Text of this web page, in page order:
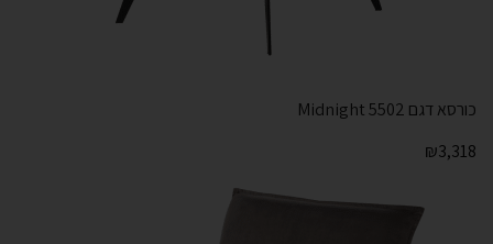
כורסא דגם Midnight 5502
₪3,318